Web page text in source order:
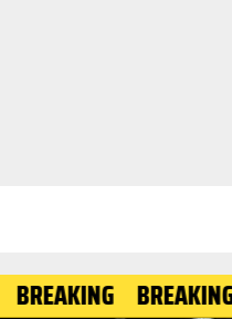
BREAKING